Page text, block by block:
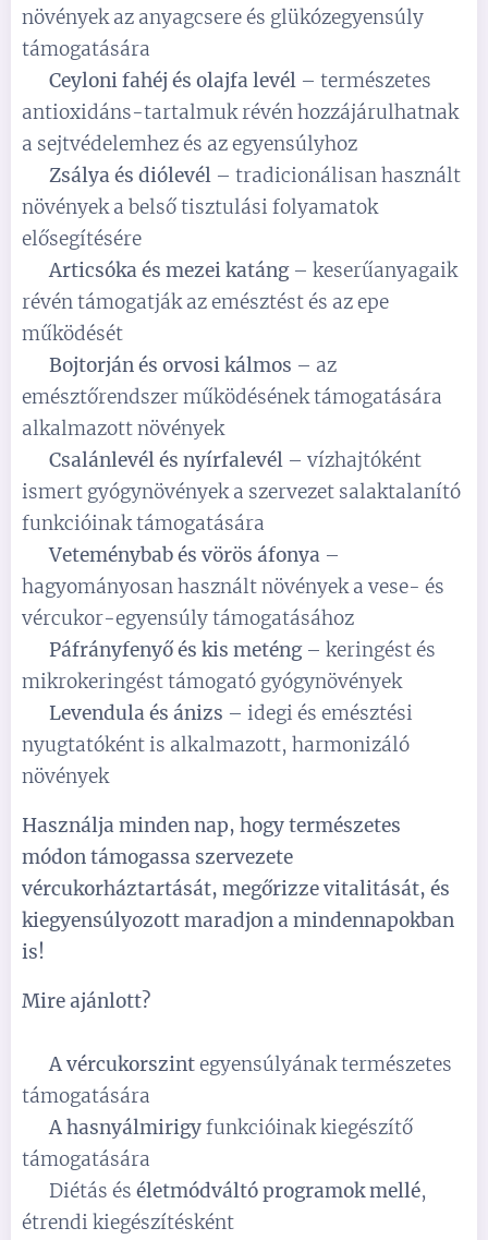
növények az anyagcsere és glükózegyensúly
támogatására
Ceyloni fahéj és olajfa levél – természetes
antioxidáns-tartalmuk révén hozzájárulhatnak
a sejtvédelemhez és az egyensúlyhoz
Zsálya és diólevél – tradicionálisan használt
növények a belső tisztulási folyamatok
elősegítésére
✅Articsóka és mezei katáng– keserűanyagaik
révén támogatják az emésztést és az epe
működését
Bojtorján és orvosi kálmos – az
emésztőrendszer működésének támogatására
alkalmazott növények
Csalánlevél és nyírfalevél – vízhajtóként
ismert gyógynövények a szervezet salaktalanító
funkcióinak támogatására
✅Veteménybab és vörös áfonya –
hagyományosan használt növények a vese- és
vércukor-egyensúly támogatásához
Páfrányfenyő és kis meténg– keringést és
mikrokeringést támogató gyógynövények
Levendula és ánizs – idegi és emésztési
nyugtatóként is alkalmazott, harmonizáló
növények
Használja minden nap, hogy természetes
módon támogassa szervezete
vércukorháztartását, megőrizze vitalitását, és
kiegyensúlyozott maradjon a mindennapokban
is!
Mire ajánlott?
A vércukorszintegyensúlyának természetes
támogatására
✅A hasnyálmirigyfunkcióinak kiegészítő
támogatására
✅ Diétás és életmódváltó programok mellé,
étrendi kiegészítésként